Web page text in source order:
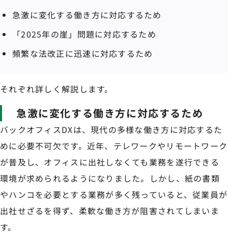
急激に変化する働き方に対応するため
「2025年の崖」問題に対応するため
頻繁な法改正に迅速に対応するため
それぞれ詳しく解説します。
急激に変化する働き方に対応するため
バックオフィスDXは、現代の多様な働き方に対応するた
めに必要不可欠です。近年、テレワークやリモートワーク
が普及し、オフィスに出社しなくても業務を遂行できる
環境が求められるようになりました。しかし、紙の書類
やハンコを必要とする業務が多く残っていると、従業員が
出社せざるを得ず、柔軟な働き方が阻害されてしまいま
す。